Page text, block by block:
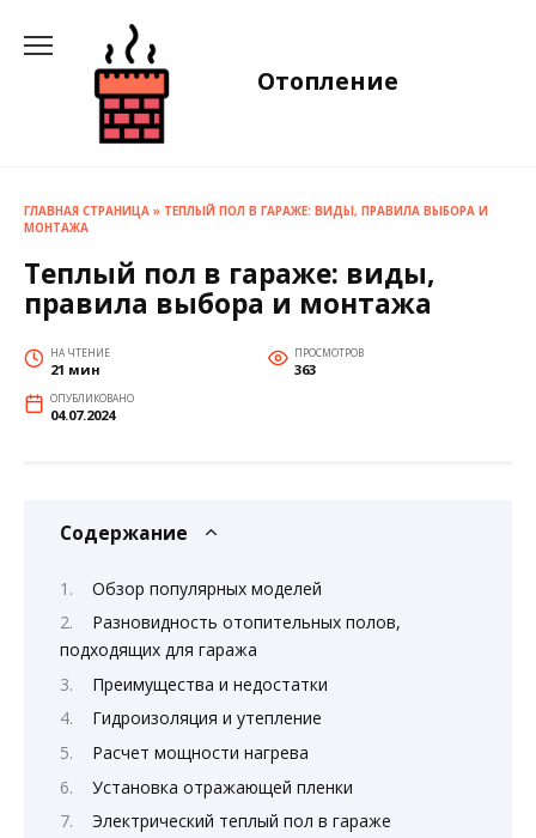
содержанию
Отопление
ГЛАВНАЯ СТРАНИЦА » ТЕПЛЫЙ ПОЛ В ГАРАЖЕ: ВИДЫ, ПРАВИЛА ВЫБОРА И
МОНТАЖА
Теплый пол в гараже: виды,
правила выбора и монтажа
НА ЧТЕНИЕ
21 мин
ПРОСМОТРОВ
363
ОПУБЛИКОВАНО
04.07.2024
Содержание
Обзор популярных моделей
Разновидность отопительных полов,
подходящих для гаража
Преимущества и недостатки
Гидроизоляция и утепление
Расчет мощности нагрева
Установка отражающей пленки
Электрический теплый пол в гараже